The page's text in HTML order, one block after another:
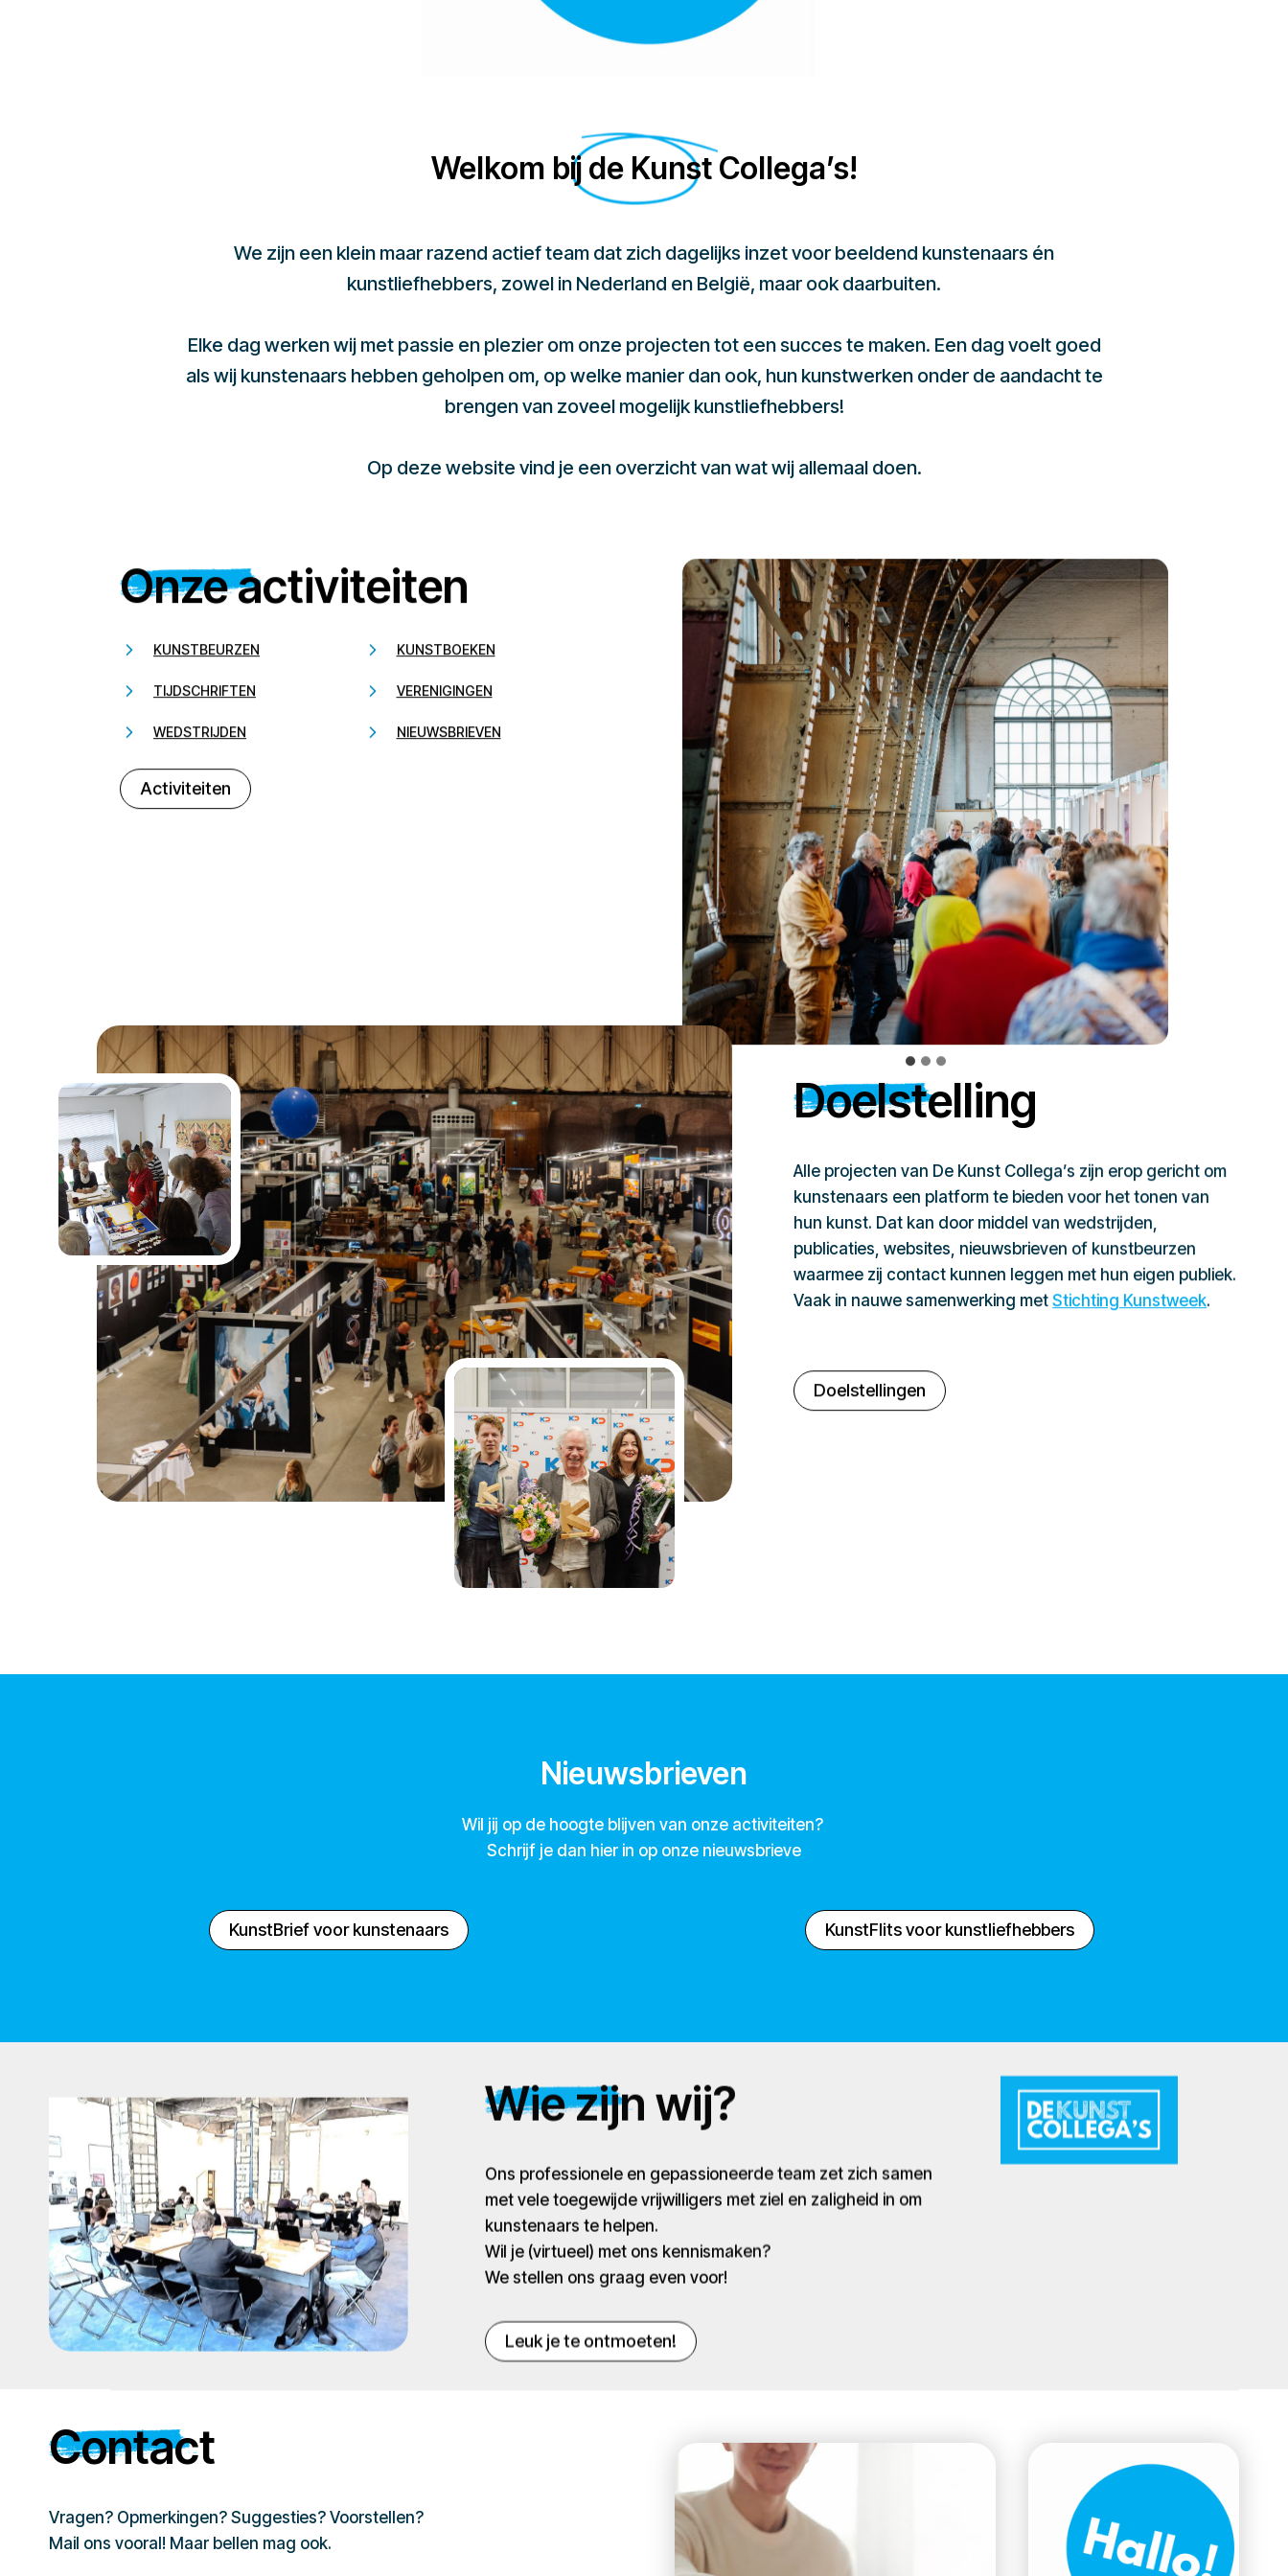
Welkom bij de Kunst Collega’s!
We zijn een klein maar razend actief team dat zich dagelijks inzet voor beeldend kunstenaars én
kunstliefhebbers, zowel in Nederland en België, maar ook daarbuiten.
Elke dag werken wij met passie en plezier om onze projecten tot een succes te maken. Een dag voelt goed
als wij kunstenaars hebben geholpen om, op welke manier dan ook, hun kunstwerken onder de aandacht te
brengen van zoveel mogelijk kunstliefhebbers!
Op deze website vind je een overzicht van wat wij allemaal doen.
Onze activiteiten
KUNSTBEURZEN KUNSTBOEKEN
TIJDSCHRIFTEN VERENIGINGEN
WEDSTRIJDEN NIEUWSBRIEVEN
Activiteiten
Doelstelling
Alle projecten van De Kunst Collega’s zijn erop gericht om
kunstenaars een platform te bieden voor het tonen van
hun kunst. Dat kan door middel van wedstrijden,
publicaties, websites, nieuwsbrieven of kunstbeurzen
waarmee zij contact kunnen leggen met hun eigen publiek.
Vaak in nauwe samenwerking metStichting Kunstweek.
Doelstellingen
Nieuwsbrieven
Wil jij op de hoogte blijven van onze activiteiten?
Schrijf je dan hier in op onze nieuwsbrieve
KunstBrief voor kunstenaars KunstFlits voor kunstliefhebbers
Wie zijn wij?
Ons professionele en gepassioneerde team zet zich samen
met vele toegewijde vrijwilligers met ziel en zaligheid in om
kunstenaars te helpen.
Wil je (virtueel) met ons kennismaken?
We stellen ons graag even voor!
Leuk je te ontmoeten!
Contact
Vragen? Opmerkingen? Suggesties? Voorstellen?
Mail ons vooral! Maar bellen mag ook.